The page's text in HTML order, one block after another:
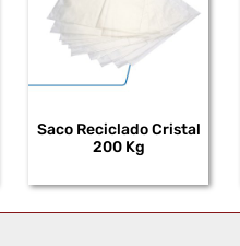
Saco Reciclado Cristal
200 Kg